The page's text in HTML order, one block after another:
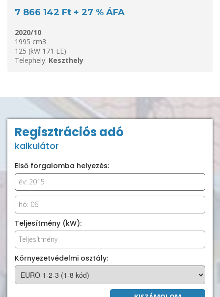
7 866 142 Ft + 27 % ÁFA
2020/10
1995 cm3
125 (kW 171 LE)
Telephely: Keszthely
Regisztrációs adó
kalkulátor
Első forgalomba helyezés:
Teljesítmény (kW):
Környezetvédelmi osztály: